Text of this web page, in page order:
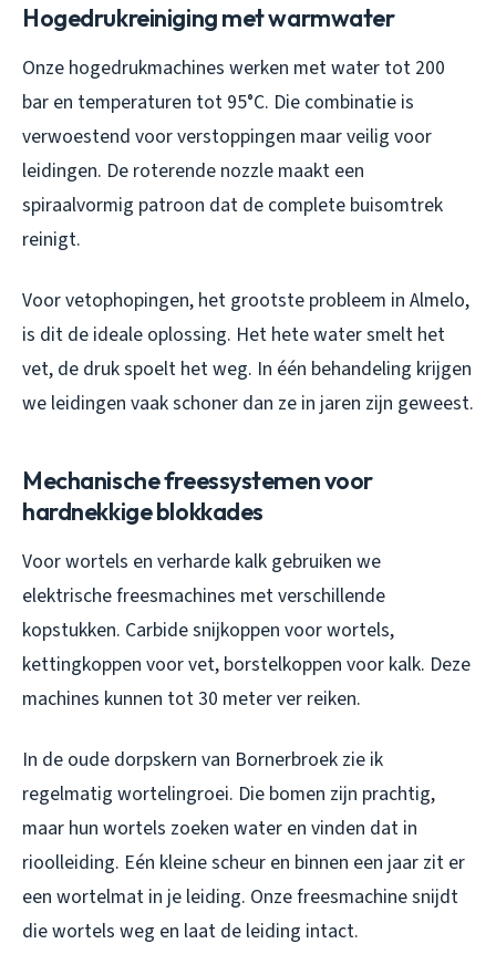
Hogedrukreiniging met warmwater
Onze hogedrukmachines werken met water tot 200
bar en temperaturen tot 95°C. Die combinatie is
verwoestend voor verstoppingen maar veilig voor
leidingen. De roterende nozzle maakt een
spiraalvormig patroon dat de complete buisomtrek
reinigt.
Voor vetophopingen, het grootste probleem in Almelo,
is dit de ideale oplossing. Het hete water smelt het
vet, de druk spoelt het weg. In één behandeling krijgen
we leidingen vaak schoner dan ze in jaren zijn geweest.
Mechanische freessystemen voor
hardnekkige blokkades
Voor wortels en verharde kalk gebruiken we
elektrische freesmachines met verschillende
kopstukken. Carbide snijkoppen voor wortels,
kettingkoppen voor vet, borstelkoppen voor kalk. Deze
machines kunnen tot 30 meter ver reiken.
In de oude dorpskern van Bornerbroek zie ik
regelmatig wortelingroei. Die bomen zijn prachtig,
maar hun wortels zoeken water en vinden dat in
rioolleiding. Eén kleine scheur en binnen een jaar zit er
een wortelmat in je leiding. Onze freesmachine snijdt
die wortels weg en laat de leiding intact.